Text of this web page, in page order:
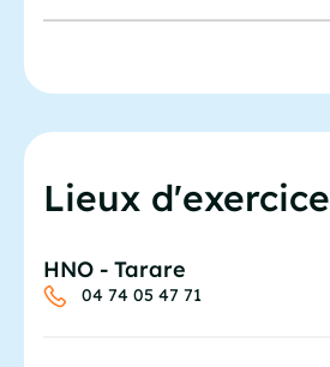
Lieux d'exercice
HNO - Tarare
04 74 05 47 71